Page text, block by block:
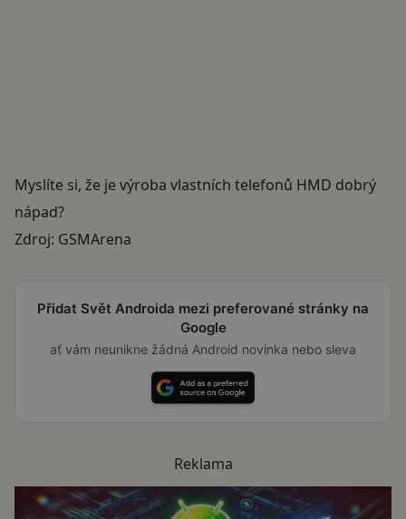
Myslíte si, že je výroba vlastních telefonů HMD dobrý
nápad?
Zdroj: GSMArena
Přidat Svět Androida mezi preferované stránky na
Google
ať vám neunikne žádná Android novinka nebo sleva
Reklama